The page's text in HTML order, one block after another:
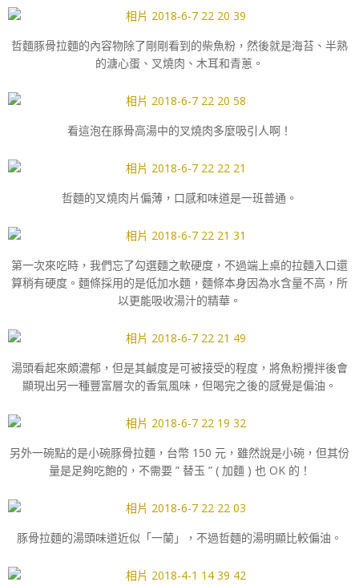
哲麵豚骨拉麵的內容物除了剛剛看到的柴魚粉，然後就是海苔、半熟
的溏心蛋、叉燒肉、木耳和青蔥。
看這泡在豚骨高湯中的叉燒肉多麼吸引人啊！
哲麵的叉燒肉片偏薄，口感和味道是一班普通。
第一次來吃時，我們忘了勾選麵之軟硬度，不過端上桌的拉麵入口還
算稍有硬度。麵條採用的是低加水麵，麵條本身因為水含量不高，所
以更能吸收湯汁的精華。
湯頭看起來頗濃郁，但是其鹹度是可被接受的程度，將魚粉攪拌後會
顯現出另一種豐富層次的香氣風味，但喝完之後的感覺是偏油。
另外一碗點的是小碗豚骨拉麵，台幣 150 元，雖然說是小碗，但其份
量是足夠吃飽的，不需要 ” 替玉 ” ( 加麵 ) 也 OK 的！
豚骨拉麵的湯頭味道近似「一蘭」，不過哲麵的湯明顯比較偏油。